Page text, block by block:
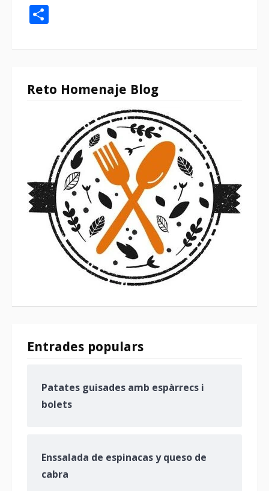
Reto Homenaje Blog
Entrades populars
Patates guisades amb espàrrecs i
bolets
Enssalada de espinacas y queso de
cabra